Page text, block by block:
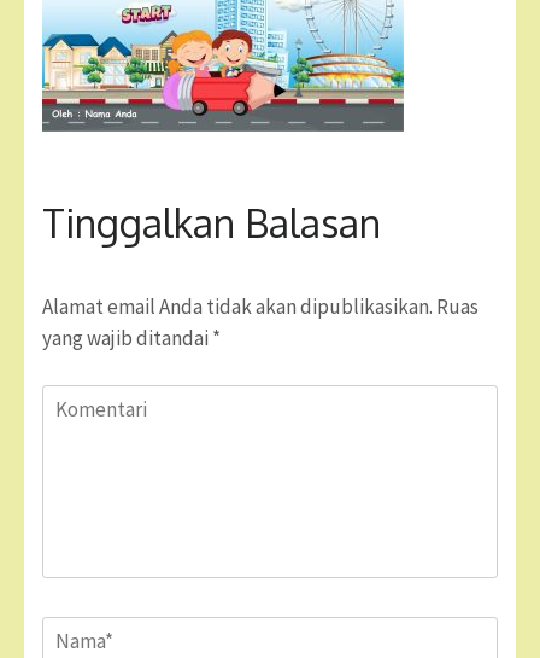
Tinggalkan Balasan
Alamat email Anda tidak akan dipublikasikan. Ruas
yang wajib ditandai *
Komentari
Name*